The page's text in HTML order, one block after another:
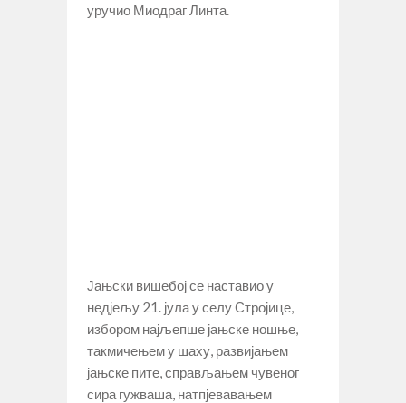
уручио Миодраг Линта.
Јањски вишебој се наставио у
недјељу 21. јула у селу Стројице,
избором најљепше јањске ношње,
такмичењем у шаху, развијањем
јањске пите, справљањем чувеног
сира гужваша, натпјевавањем